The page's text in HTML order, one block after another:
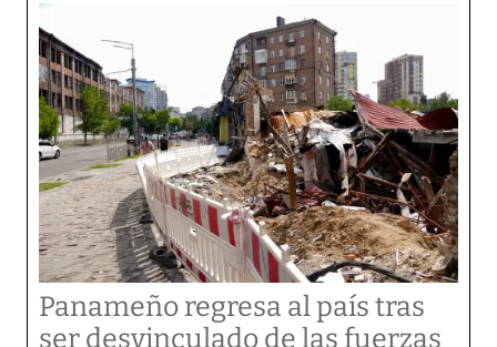
Panameño regresa al país tras
ser desvinculado de las fuerzas